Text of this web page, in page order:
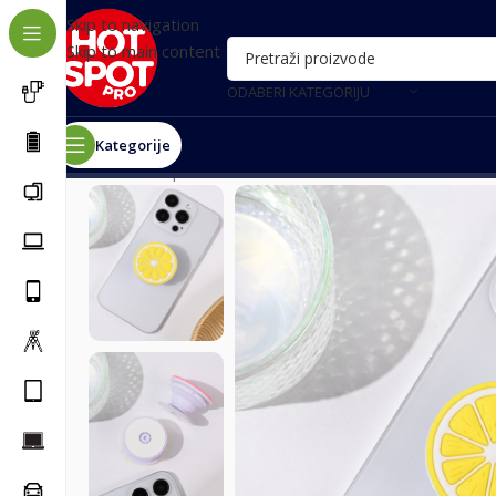
Skip to navigation
Skip to main content
ODABERI KATEGORIJU
Kategorije
Почетна/Oprema za telefone/Razni dodaci/Stalak